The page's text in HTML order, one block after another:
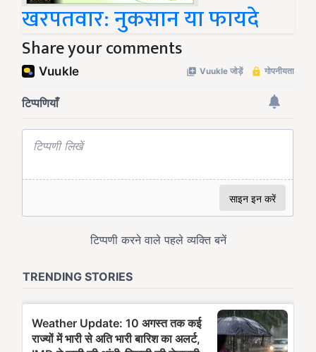
खरपतवार: नुकसान या फायदे
Share your comments